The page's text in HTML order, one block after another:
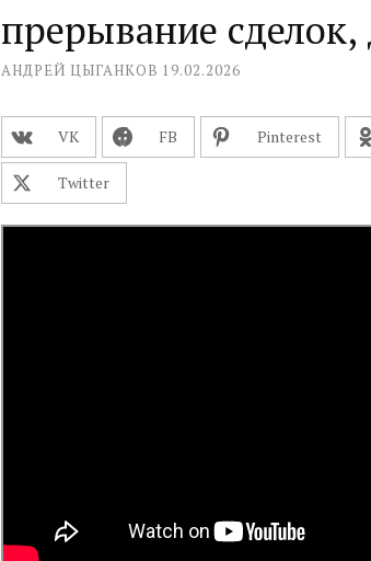
прерывание сделок,
АНДРЕЙ ЦЫГАНКОВ 19.02.2026
VK FВ Pinterest
Twitter